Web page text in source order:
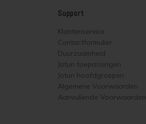
Support
Klantenservice
Contactformulier
Duurzaamheid
Jotun toepassingen
Jotun hoofdgroepen
Algemene Voorwaarden
Aanvullende Voorwaarden